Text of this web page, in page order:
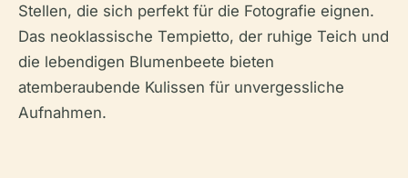
Stellen, die sich perfekt für die Fotografie eignen.
Das neoklassische Tempietto, der ruhige Teich und
die lebendigen Blumenbeete bieten
atemberaubende Kulissen für unvergessliche
Aufnahmen.